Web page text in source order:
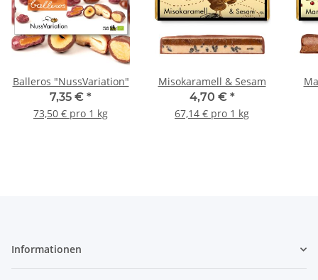
Balleros "NussVariation"
7,35 € *
73,50 € pro 1 kg
Misokaramell & Sesam
4,70 € *
67,14 € pro 1 kg
Informationen